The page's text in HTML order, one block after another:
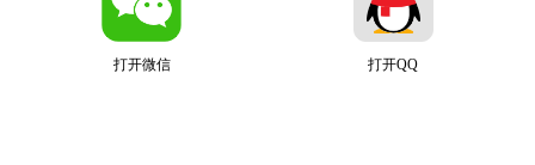
打开微信 打开QQ